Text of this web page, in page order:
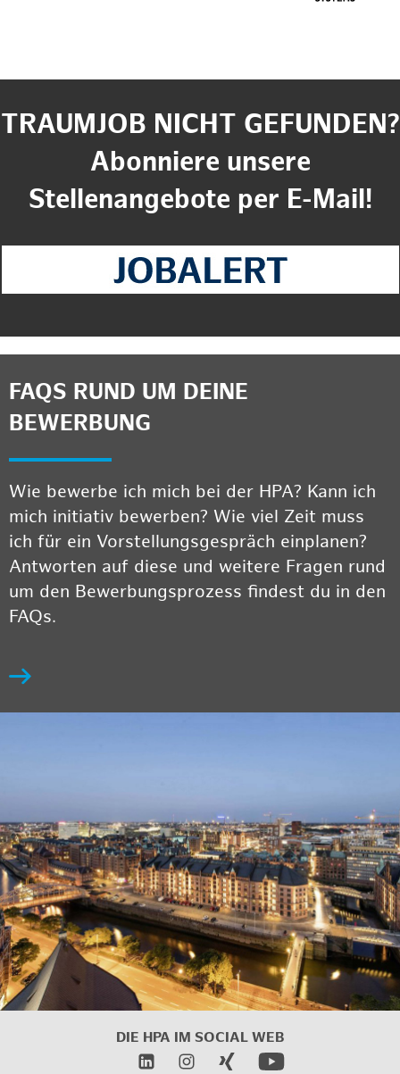
TRAUMJOB NICHT GEFUNDEN?
Abonniere unsere
Stellenangebote per E-Mail!
FAQS RUND UM DEINE
BEWERBUNG
Wie bewerbe ich mich bei der HPA? Kann ich
mich initiativ bewerben? Wie viel Zeit muss
ich für ein Vorstellungsgespräch einplanen?
Antworten auf diese und weitere Fragen rund
um den Bewerbungsprozess findest du in den
FAQs.
DIE HPA IM SOCIAL WEB